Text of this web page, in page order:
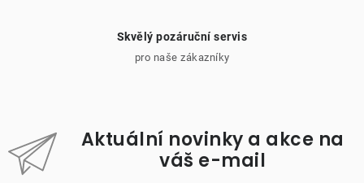
Skvělý pozáruční servis
pro naše zákazníky
Aktuální novinky a akce na
váš e-mail